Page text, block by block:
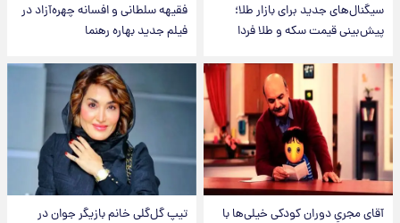
سیگنال‌های جدید برای بازار طلا؛
پیش‌بینی قیمت سکه و طلا فردا
فقیهه سلطانی و افسانه چهره‌آزاد در
فیلم جدید بهاره رهنما
آقای مجریِ دوران کودکی خیلی‌ها با تیپ گل‌گلی خانم بازیگر جوان در